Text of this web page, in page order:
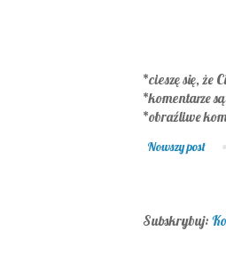
*cieszę się, że
*komentarze
*obraźliwe
Nowszy post
Subskrybuj: